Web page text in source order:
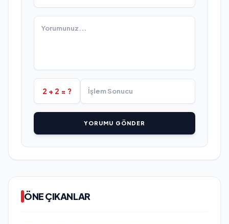
2 + 2 = ?
YORUMU GÖNDER
ÖNE ÇIKANLAR